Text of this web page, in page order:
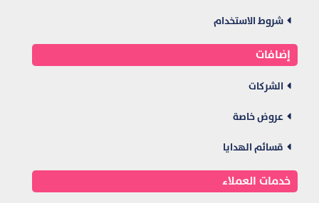
شروط الاستخدام
إضافات
الشركات
عروض خاصة
قسائم الهدايا
خدمات العملاء